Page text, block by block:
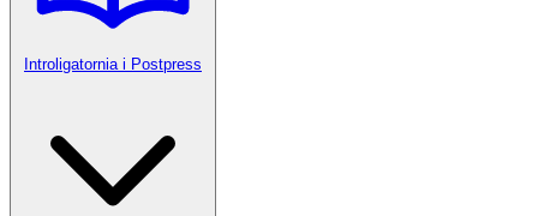
Introligatornia i Postpress